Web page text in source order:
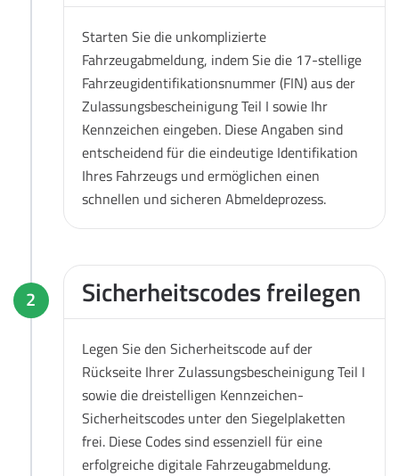
Starten Sie die unkomplizierte
Fahrzeugabmeldung, indem Sie die 17-stellige
Fahrzeugidentifikationsnummer (FIN) aus der
Zulassungsbescheinigung Teil I sowie Ihr
Kennzeichen eingeben. Diese Angaben sind
entscheidend für die eindeutige Identifikation
Ihres Fahrzeugs und ermöglichen einen
schnellen und sicheren Abmeldeprozess.
2 Sicherheitscodes freilegen
Legen Sie den Sicherheitscode auf der
Rückseite Ihrer Zulassungsbescheinigung Teil I
sowie die dreistelligen Kennzeichen-
Sicherheitscodes unter den Siegelplaketten
frei. Diese Codes sind essenziell für eine
erfolgreiche digitale Fahrzeugabmeldung.